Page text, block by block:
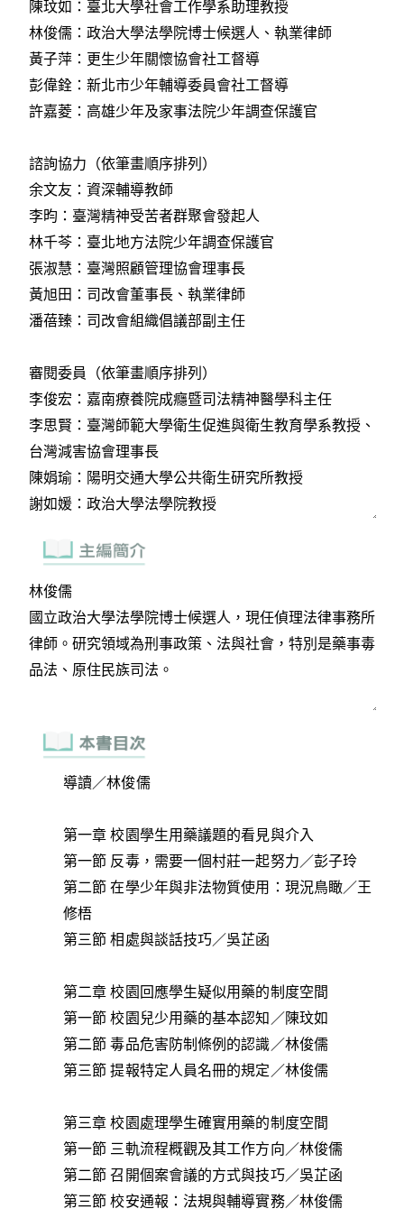
導讀／林俊儒
第一章 校園學生用藥議題的看見與介入
第一節 反毒，需要一個村莊一起努力／彭子玲
第二節 在學少年與非法物質使用：現況鳥瞰／王
修梧
第三節 相處與談話技巧／吳芷函
第二章 校園回應學生疑似用藥的制度空間
第一節 校園兒少用藥的基本認知／陳玟如
第二節 毒品危害防制條例的認識／林俊儒
第三節 提報特定人員名冊的規定／林俊儒
第三章 校園處理學生確實用藥的制度空間
第一節 三軌流程概觀及其工作方向／林俊儒
第二節 召開個案會議的方式與技巧／吳芷函
第三節 校安通報：法規與輔導實務／林俊儒